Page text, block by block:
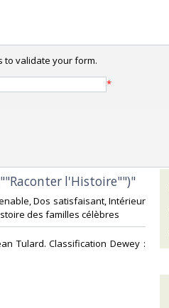
to validate your form.
*
l'Histoire"")"‎
Dos satisfaisant, Intérieur
des familles célèbres‎
Tulard. Classification Dewey :